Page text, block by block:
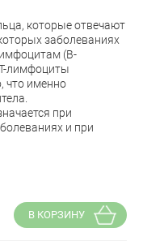
которые отвечают
заболеваниях
(В-
лимфоциты
что именно
при
и при
В КОРЗИНУ